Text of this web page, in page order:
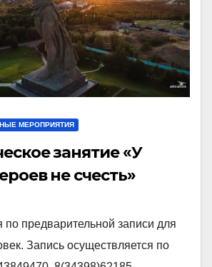
МЕРОПРИЯТИЯ
занятие «У
не счесть»
по предварительной записи для
Запись осуществляется по